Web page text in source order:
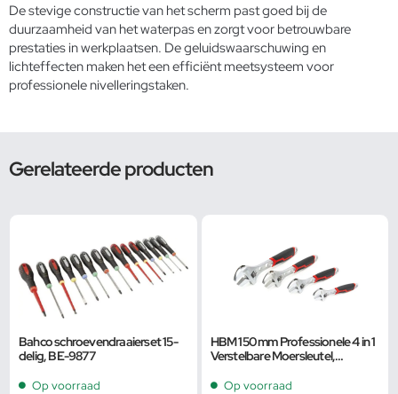
De stevige constructie van het scherm past goed bij de
duurzaamheid van het waterpas en zorgt voor betrouwbare
prestaties in werkplaatsen. De geluidswaarschuwing en
lichteffecten maken het een efficiënt meetsysteem voor
professionele nivelleringstaken.
Gerelateerde producten
Bahco schroevendraaierset 15-
delig, BE-9877
Op voorraad
HBM 150 mm Professionele 4 in 1
Verstelbare Moersleutel,
Op voorraad